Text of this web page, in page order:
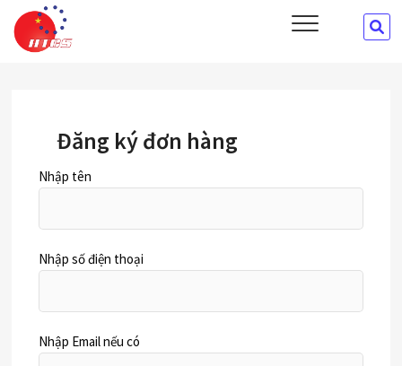
content
CÔNG TY CỔ PHẦN ĐÀO TẠO VÀ CUNG ỨNG NHÂN LỰC HTCS
Đăng ký đơn hàng
Nhập tên
Nhập số điện thoại
Nhập Email nếu có